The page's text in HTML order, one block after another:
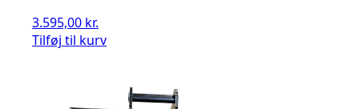
3.595,00 kr.
Tilføj til kurv